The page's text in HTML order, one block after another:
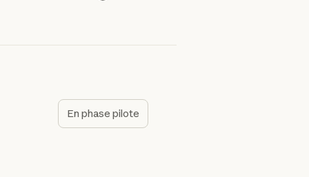
En phase pilote